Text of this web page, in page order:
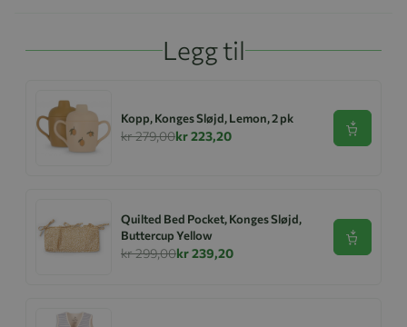
Legg til
Kopp, Konges Sløjd, Lemon, 2 pk
kr 279,00kr 223,20 Se
Quilted Bed Pocket, Konges Sløjd,
Buttercup Yellow
kr 299,00kr 239,20
Se